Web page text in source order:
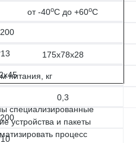
от -40оС до +60оС
175х78х28
питания, кг
0,3
специализированные
устройства и пакеты
процесс